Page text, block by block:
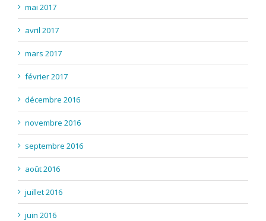
mai 2017
avril 2017
mars 2017
février 2017
décembre 2016
novembre 2016
septembre 2016
août 2016
juillet 2016
juin 2016